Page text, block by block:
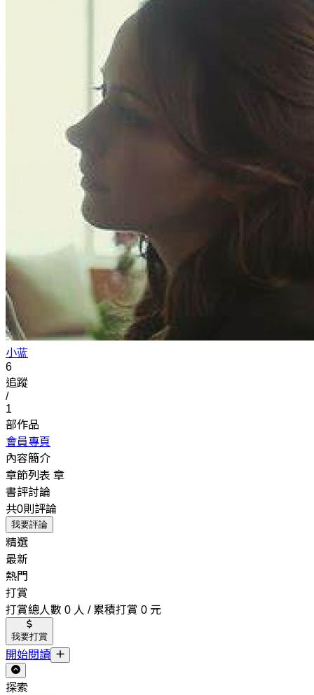
小蓝
6
追蹤
/
1
部作品
會員專頁
內容簡介
章節列表 章
書評討論
共0則評論
我要評論
精選
最新
熱門
打賞
打賞總人數 0 人 / 累積打賞 0 元
我要打賞
開始閱讀
探索